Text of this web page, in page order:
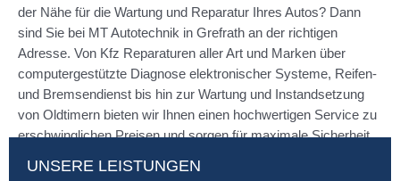
der Nähe für die Wartung und Reparatur Ihres Autos? Dann
sind Sie bei MT Autotechnik in Grefrath an der richtigen
Adresse. Von Kfz Reparaturen aller Art und Marken über
computergestützte Diagnose elektronischer Systeme, Reifen-
und Bremsendienst bis hin zur Wartung und Instandsetzung
von Oldtimern bieten wir Ihnen einen hochwertigen Service zu
erschwinglichen Preisen und sorgen für maximale Sicherheit.
UNSERE LEISTUNGEN